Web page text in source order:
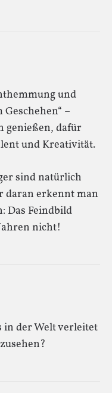
und
–
genießen, dafür
und Kreativität.
sind natürlich
daran erkennt man
Das Feindbild
nicht!
in der Welt verleitet